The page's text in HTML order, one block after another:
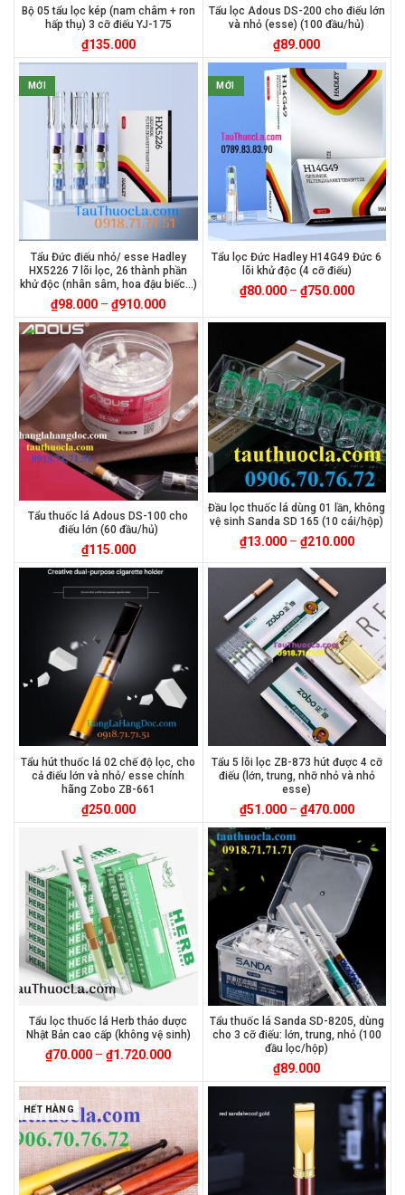
Bộ 05 tẩu lọc kép (nam châm + ron
hấp thụ) 3 cỡ điếu YJ-175
₫135.000
Tẩu lọc Adous DS-200 cho điếu lớn
và nhỏ (esse) (100 đầu/hủ)
₫89.000
MỚI
Tẩu Đức điếu nhỏ/ esse Hadley
HX5226 7 lõi lọc, 26 thành phần
khử độc (nhân sâm, hoa đậu biếc…)
₫98.000 –₫910.000
MỚI
Tẩu lọc Đức Hadley H14G49 Đức 6
lõi khử độc (4 cỡ điếu)
₫80.000– ₫750.000
Tẩu thuốc lá Adous DS-100 cho
điếu lớn (60 đầu/hủ)
₫115.000
Đầu lọc thuốc lá dùng 01 lần, không
vệ sinh Sanda SD 165 (10 cái/hộp)
₫13.000– ₫210.000
Tẩu hút thuốc lá 02 chế độ lọc, cho
cả điếu lớn và nhỏ/ esse chính
hãng Zobo ZB-661
₫250.000
Tẩu 5 lõi lọc ZB-873 hút được 4 cỡ
điếu (lớn, trung, nhỡ nhỏ và nhỏ
esse)
₫51.000– ₫470.000
Tẩu lọc thuốc lá Herb thảo dược
Nhật Bản cao cấp (không vệ sinh)
₫70.000 –₫1.720.000
Tẩu thuốc lá Sanda SD-8205, dùng
cho 3 cỡ điếu: lớn, trung, nhỏ (100
đầu lọc/hộp)
₫89.000
HẾT HÀNG